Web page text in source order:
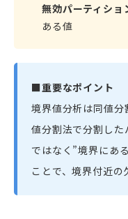
無効パーティショ
ある値
■重要なポイント
境界値分析は同値分
値分割法で分割し
ではなく”境界にあ
ことで、境界付近の